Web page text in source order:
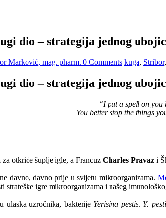
dio – strategija jednog
Marković, mag. pharm. 0 Comments kuga, Stribor,
dio – strategija jednog
“I put a spell on you
You better stop the things
za otkriće šuplje igle, a Francuz Charles Pravaz i
davno, davno prije u svijetu mikroorganizama.
igre mikroorganizama i našeg
ulaska uzročnika, bakterije Yerisina pestis. Y.